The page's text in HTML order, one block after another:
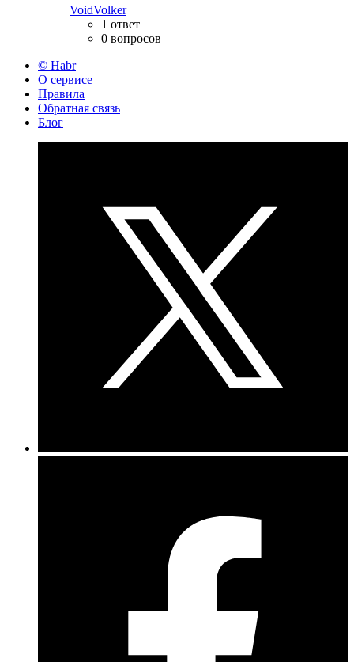
VoidVolker
1 ответ
0 вопросов
© Habr
О сервисе
Правила
Обратная связь
Блог